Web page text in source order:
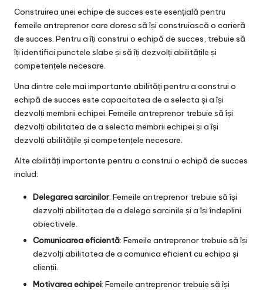
Construirea unei echipe de succes este esențială pentru
femeile antreprenor care doresc să își construiască o carieră
de succes. Pentru a îți construi o echipă de succes, trebuie să
îți identifici punctele slabe și să îți dezvolți abilitățile și
competențele necesare.
Una dintre cele mai importante abilități pentru a construi o
echipă de succes este capacitatea de a selecta și a își
dezvolți membrii echipei. Femeile antreprenor trebuie să își
dezvolți abilitatea de a selecta membrii echipei și a își
dezvolți abilitățile și competențele necesare.
Alte abilități importante pentru a construi o echipă de succes
includ:
Delegarea sarcinilor: Femeile antreprenor trebuie să își
dezvolți abilitatea de a delega sarcinile și a își îndeplini
obiectivele.
Comunicarea eficientă: Femeile antreprenor trebuie să își
dezvolți abilitatea de a comunica eficient cu echipa și
clienții.
Motivarea echipei: Femeile antreprenor trebuie să își